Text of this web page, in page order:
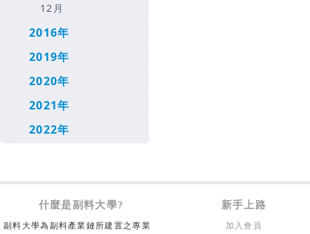
12月
2016年
2019年
2020年
2021年
2022年
什麼是副料大學? 新手上路
副料大學為副料產業鏈所建置之專業
加入會員